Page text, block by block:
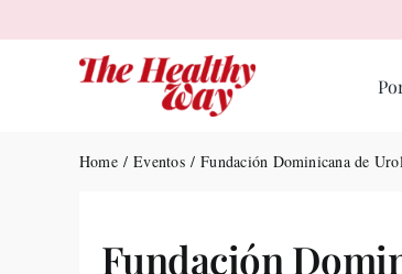
to
Home Eventos Fundación Dominicana de
Fundación